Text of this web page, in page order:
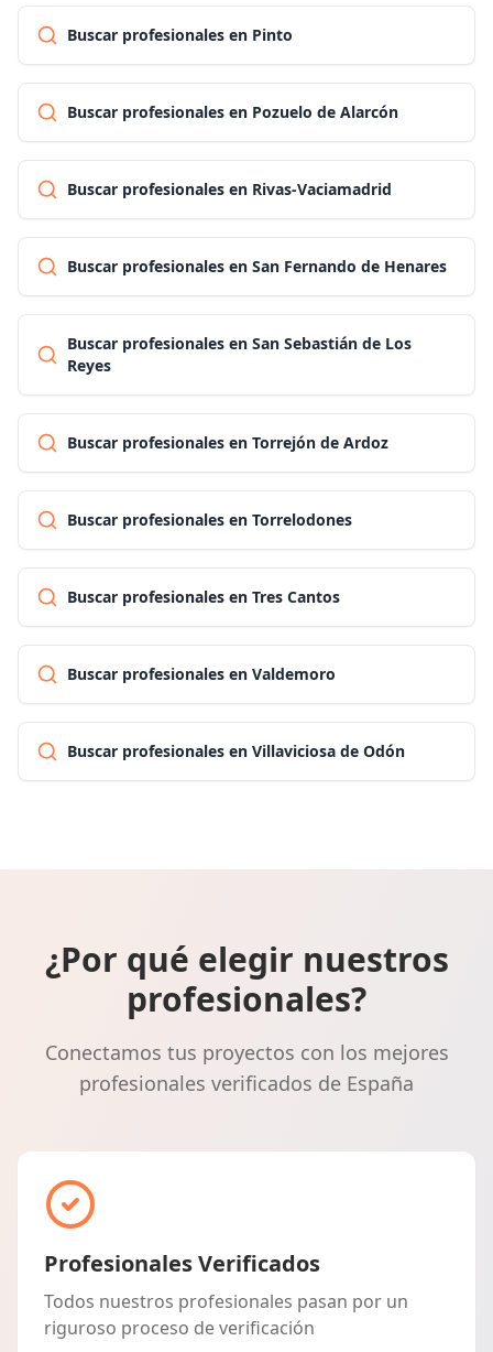
Buscar profesionales en Pinto
Buscar profesionales en Pozuelo de Alarcón
Buscar profesionales en Rivas-Vaciamadrid
Buscar profesionales en San Fernando de Henares
Buscar profesionales en San Sebastián de Los
Reyes
Buscar profesionales en Torrejón de Ardoz
Buscar profesionales en Torrelodones
Buscar profesionales en Tres Cantos
Buscar profesionales en Valdemoro
Buscar profesionales en Villaviciosa de Odón
¿Por qué elegir nuestros
profesionales?
Conectamos tus proyectos con los mejores
profesionales verificados de España
Profesionales Verificados
Todos nuestros profesionales pasan por un
riguroso proceso de verificación